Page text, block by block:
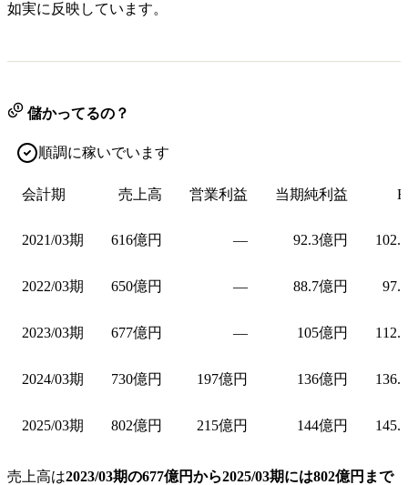
如実に反映しています。
儲かってるの？
順調に稼いでいます
会計期 売上高 営業利益 当期純利益
2021/03期 616億円 — 92.3億円
2022/03期 650億円 — 88.7億円
2023/03期 677億円 — 105億円
2024/03期 730億円 197億円 136億円
2025/03期 802億円 215億円 144億円
売上高は2023/03期の677億円から2025/03期には802億円まで